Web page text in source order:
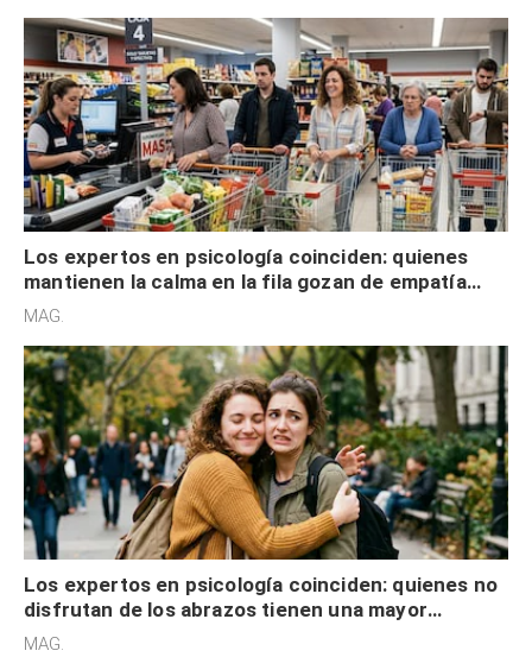
Los expertos en psicología coinciden: quienes
mantienen la calma en la fila gozan de empatía
cognitiva, gratitud y no solo tienen autocontrol
MAG.
Los expertos en psicología coinciden: quienes no
disfrutan de los abrazos tienen una mayor
sensibilidad a los estímulos físicos y no es por
MAG.